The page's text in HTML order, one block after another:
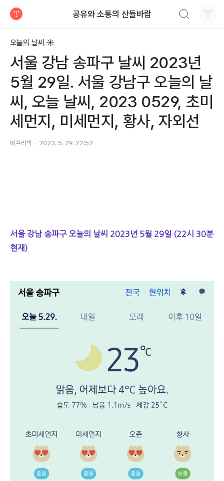
공유와 소통의 산들바람
오늘의 날씨 ☀
서울 강남 송파구 날씨 2023년
5월 29일. 서울 강남구 오늘의 날
씨, 오늘 날씨, 2023 0529, 초미
세먼지, 미세먼지, 황사, 자외선
비프리박 2023. 5. 29. 22:52
서울 강남 송파구 오늘의 날씨 2023년 5월 29일 (22시 30분
현재)